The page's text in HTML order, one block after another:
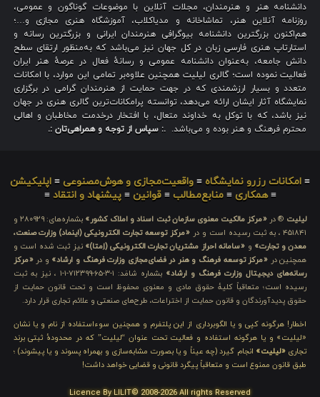
دانشنامه هنر و هنرمندان، مجلات آنلاین با موضوعات گوناگون و عمومی،
روزنامه آنلاین هنر، تماشاخانه و مدیاکلاب، آموزشگاه هنری مجازی و…؛
هم‌اکنون بزرگترین دانشنامه بیوگرافی هنرمندان ایرانی و بزرگترین رسانه و
استارتاپ هنری فارسی زبان در کل جهان نیز می‌باشد که به‌منظور ارتقای سطح
دانش جامعه، به‌عنوان دانشنامه عمومی و رسانهٔ فعال در عرصهٔ هنر ایران
فعالیت نموده است؛ گالری لیلیت همچنین علاوه‌بر تمامی این موارد، با امکانات
متعدد و بسیار ارزشمندی که در جهت حمایت از هنرمندان گرامی در برگزاری
نمایشگاه آثار ایشان ارائه می‌دهد، توانسته پرامکانات‌ترین گالری هنری در جهان
نیز باشد، که با توکل به خداوند متعال، با افتخار درخدمت مخاطبان و اهالی
محترم فرهنگ و هنر بوده و می‌باشد. .: سپاس از توجه و همراهی‌تان :.
≡ امکانات رزرو نمایشگاه ≡ واقعیت‌مجازی و هوش‌مصنوعی ≡ اپلیکیشن
≡همکاری ≡منابع‌مطالب ≡قوانین ≡پیشنهاد و انتقاد ≡
لیلیت ® در «مرکز مالکیت معنوی سازمان ثبت اسناد و املاک کشور»
بشماره‌های: ۲۸۰۹۲۹ و
۴۵۱۸۴۱ ، به ثبت رسیده است و در
«مرکز توسعه تجارت الکترونیکی (اینماد) وزارت صنعت،
معدن و تجارت» و «سامانه احراز مشتریان تجارت الکترونیکی (اِمتا)» نیز ثبت شده است و
همچنین در «مرکز توسعه فرهنگ و هنر در فضای‌مجازی وزارت فرهنگ و ارشاد» و در«مرکز
رسانه‌های دیجیتال وزارت فرهنگ و ارشاد»
بشماره شامَد: ۱-۳-۶۵-۷۱۲۳۹۹-۱-۱ ، نیز به ثبت
رسیده است؛ متعاقباً کلیهٔ حقوق مادی و معنوی محفوظ است و تحت قانون حمایت از
حقوق پدیدآورندگان و قانون حمایت از اختراعات، طرح‌های صنعتی و علائم تجاری قرار دارد.
اخطار! هرگونه کپی و یا الگوبرداری از این پلتفرم و همچنین سوءاستفاده از نام و یا نشان
«لیلیت» و یا هرگونه استفاده و فعالیت تحت عنوان “لیلیت” که در محدودهٔ ثبتی برند
تجاری «لیلیت» انجام گیرد (چه عیناً و یا بصورت مشابه‌سازی و بهمراه پسوند و یا پیشوند) ؛
طبق قانون ممنوع است و متعاقباً پیگرد قانونی و قضایی خواهد داشت!
Licence By LILIT© 2008-2026 All rights Reserved